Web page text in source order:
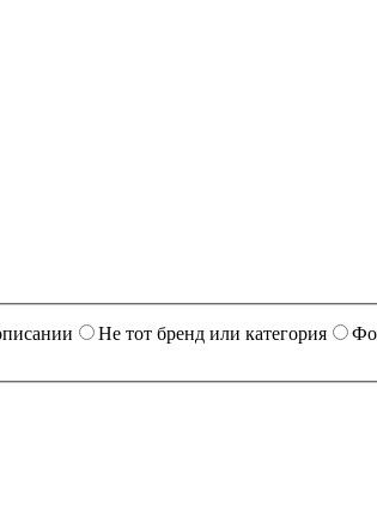
Не тот бренд или категория